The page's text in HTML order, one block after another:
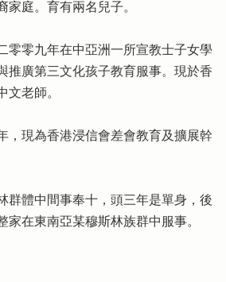
家庭。育有兩名兒子。
零零九年在中亞洲一所宣教士子女學
推廣第三文化孩子教育服事。現於香
文老師。
，現為香港浸信會差會教育及擴展幹
群體中間事奉十，頭三年是單身，後
家在東南亞某穆斯林族群中服事。